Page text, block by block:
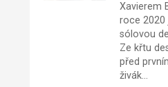
Xavierem
roce 2020
sólovou
Ze křtu
před
živák…